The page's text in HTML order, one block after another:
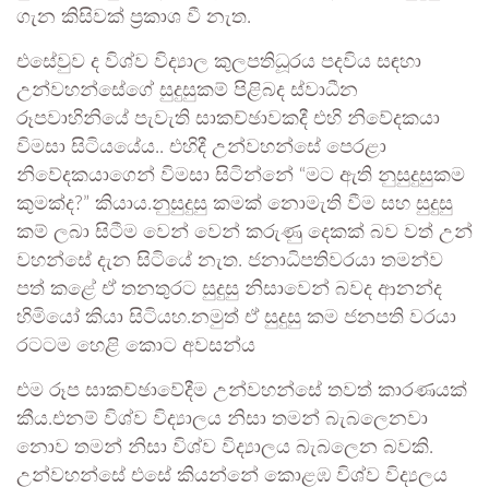
ගැන කිසිවක් ප්‍රකාශ වී නැත.
එසේවුව ද විශ්ව විද්‍යාල කුලපතිධූරය පදවිය සඳහා
උන්වහන්සේගේ සුදුසුකම් පිළිබද ස්වාධීන
රූපවාහිනියේ පැවැති සාකච්ඡාවකදී එහි නිවේදකයා
විමසා සිටියයේය.. එහිදී උන්වහන්සේ පෙරළා
නිවේදකයාගෙන් විමසා සිටින්නේ “මට ඇති නුසුදුසුකම
කුමක්ද?” කියාය.නුසුදුසු කමක් නොමැති වීම සහ සුදුසු
කම් ලබා සිටීම වෙන් වෙන් කරුණු දෙකක් බව වත් උන්
වහන්සේ දැන සිටියේ නැත. ජනාධිපතිවරයා තමන්ව
පත් කළේ ඒ තනතුරට සුදුසු නිසාවෙන් බවද ආනන්ද
හිමියෝ කියා සිටියහ.නමුත් ඒ සුදුසු කම ජනපති වරයා
රටටම හෙළි කොට අවසන්ය
එම රූප සාකච්ඡාවේදීම උන්වහන්සේ තවත් කාරණයක්
කීය.එනම් විශ්ව විද්‍යාලය නිසා තමන් බැබලෙනවා
නොව තමන් නිසා විශ්ව විද්‍යාලය බැබලෙන බවකි.
උන්වහන්සේ එසේ කියන්නේ කොළඹ විශ්ව විද්‍යලය